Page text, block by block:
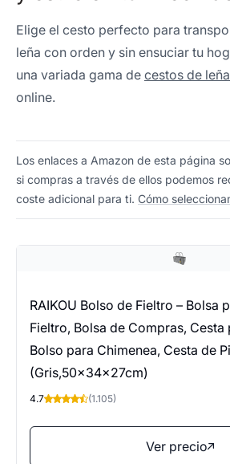
Elige el cesto perfecto para
leña con orden y sin ensuciar tu
una variada gama de cestos de leña
online.
Los enlaces a Amazon de esta página
si compras a través de ellos podemos
coste adicional para ti. Cómo
RAIKOU Bolso de Fieltro – Bolsa
Fieltro, Bolsa de Compras, Cesta
Bolso para Chimenea, Cesta de
(Gris,50x34x27cm)
4.7 (1.105)
Ver precio